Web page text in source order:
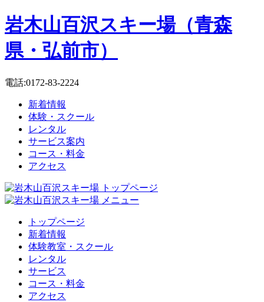
岩木山百沢スキー場（青森
県・弘前市）
電話:0172-83-2224
新着情報
体験・スクール
レンタル
サービス案内
コース・料金
アクセス
トップページ
新着情報
体験教室・スクール
レンタル
サービス
コース・料金
アクセス